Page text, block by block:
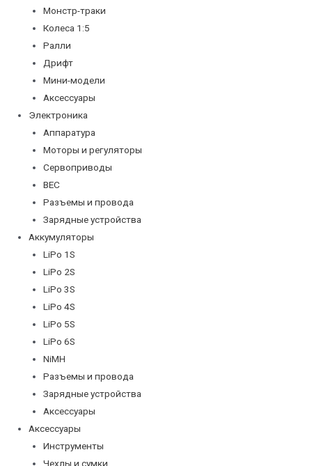
Монстр-траки
Колеса 1:5
Ралли
Дрифт
Мини-модели
Аксессуары
Электроника
Аппаратура
Моторы и регуляторы
Сервоприводы
BEC
Разъемы и провода
Зарядные устройства
Аккумуляторы
LiPo 1S
LiPo 2S
LiPo 3S
LiPo 4S
LiPo 5S
LiPo 6S
NiMH
Разъемы и провода
Зарядные устройства
Аксессуары
Аксессуары
Инструменты
Чехлы и сумки